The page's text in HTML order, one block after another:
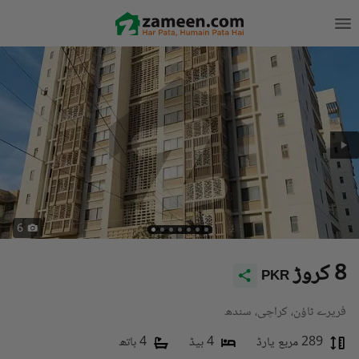
6
PKR 8 کروڑ
فریرے ٹاؤن، کراچی، سندھ
289 مربع یارڈ
4 بیڈ 4 باتھ